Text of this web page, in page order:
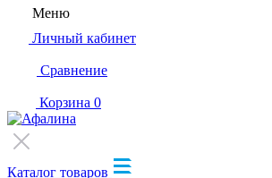
Меню
Личный кабинет
Сравнение
Корзина 0
Каталог товаров